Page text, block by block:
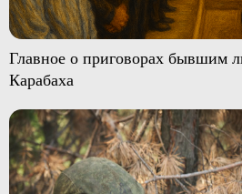
Главное о приговорах бывшим
Карабаха